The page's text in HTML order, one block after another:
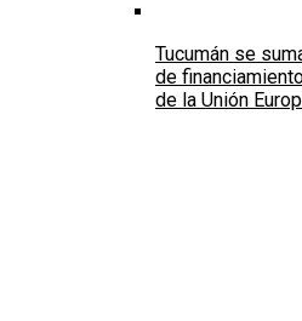
Tucumán se
de
de la Unión